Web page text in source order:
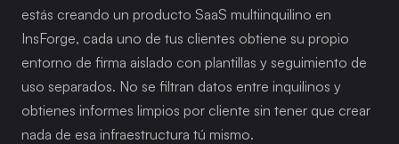
estás creando un producto SaaS multiinquilino en
InsForge, cada uno de tus clientes obtiene su propio
entorno de firma aislado con plantillas y seguimiento de
uso separados. No se filtran datos entre inquilinos y
obtienes informes limpios por cliente sin tener que crear
nada de esa infraestructura tú mismo.